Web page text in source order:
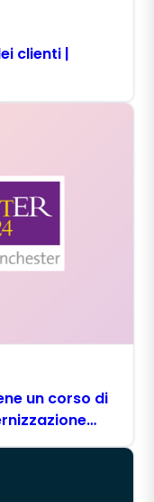
clienti |
un corso di